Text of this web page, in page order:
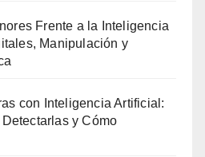
Frente a la Inteligencia
Manipulación y
con Inteligencia Artificial:
y Cómo